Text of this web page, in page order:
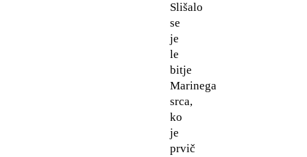
Slišalo
se
je
le
bitje
Marinega
srca,
ko
je
prvič